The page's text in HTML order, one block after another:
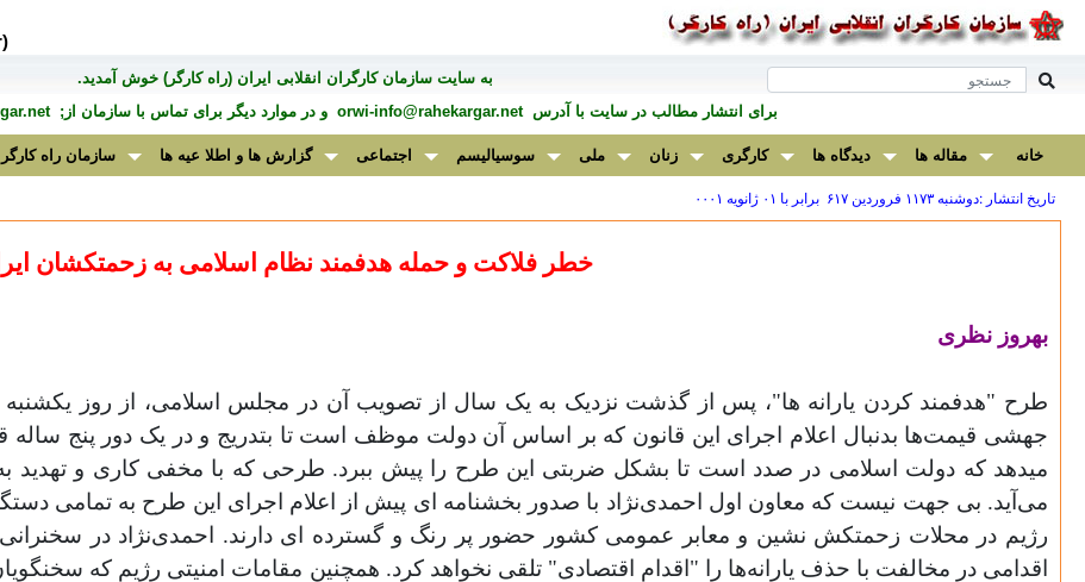
به سايت سازمان کارگران انقلابی ايران (راه کارگر) خوش آمديد.
برای انتشار مطالب در سايت با آدرسorwi-info@rahekargar.net و در موارد ديگر برای تماس با سازمان از;
خانه مقاله ها دیدگاه ها کارگری زنان ملی سوسیالیسم اجتماعی گزارش ها و اطلا عیه ها سازمان راه کارگر
تاریخ انتشار :دوشنبه ۱۱۷۳ فروردين ۶۱۷ برابر با ۰۱ ژانويه ۰۰۰۱
خطر فلاکت و حمله هدفمند نظام اسلامی به زحمتکشان
بهروز نظری
طرح "هدفمند کردن یارانه ها"، پس از گذشت نزدیک به یک سال از تصویب آن در مجلس اسلامی، از روز
جهشی قیمت‌ها بدنبال اعلام اجرای این قانون که بر اساس آن دولت موظف است تا بتدریج و در یک دور پنج ساله
میدهد که دولت اسلامی در صدد است تا بشکل ضربتی این طرح را پیش ببرد. طرحی که با مخفی‌ کاری و تهدید به
می‌‌آید. بی‌ جهت نیست که معاون اول احمدی‌نژاد با صدور بخشنامه ای‌ پیش از اعلام اجرای این طرح به تمامی
رژیم در محلات زحمتکش نشین و معابر عمومی کشور حضور پر رنگ و گسترده ای‌ دارند. احمدی‌نژاد در سخنرانی
اقدامی در مخالفت با حذف یارانه‌ها را "اقدام اقتصادی" تلقی‌ نخواهد کرد. همچنین مقامات امنیتی رژیم که